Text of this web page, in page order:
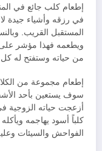
إطعام كلب جائع في
في رزقه وأشياء جيدة
المستقبل القريب.
ويطعمه فهذا مؤشر
من حياته وستفتح له كل
إطعام مجموعة من
سوف يستعين بأحد
أزعجت حياته الزوجية
كلباً أسود يهاجمه
الفواحش والسيئات